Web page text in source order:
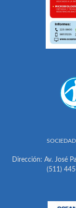
Dirección: Av. José
(511)